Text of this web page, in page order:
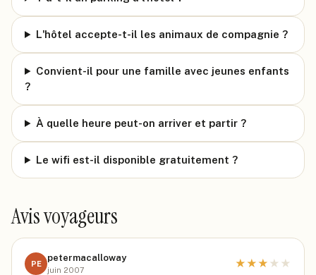
L'hôtel accepte-t-il les animaux de compagnie ?
Convient-il pour une famille avec jeunes enfants
?
À quelle heure peut-on arriver et partir ?
Le wifi est-il disponible gratuitement ?
Avis voyageurs
PE
petermacalloway
juin 2007
★★★ ★ ★